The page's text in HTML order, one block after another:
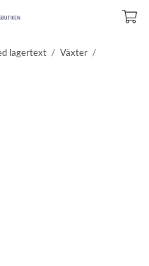
lagertext / Växter /